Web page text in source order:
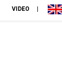
VIDEO